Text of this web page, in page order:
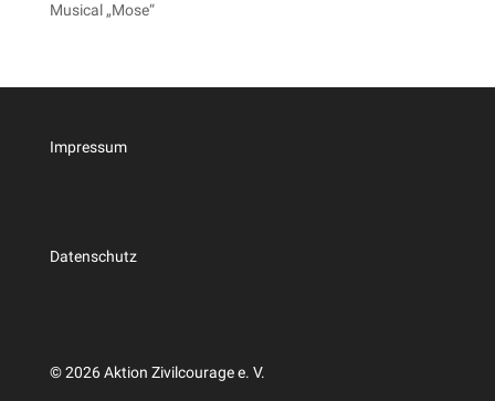
Musical „Mose“
Impressum
Datenschutz
© 2026 Aktion Zivilcourage e. V.